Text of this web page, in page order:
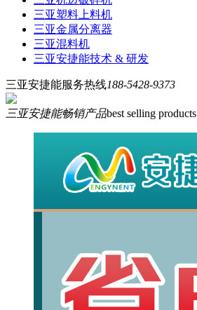
三亚塑料上料机
三亚金属分离器
三亚混料机
三亚安捷能技术 & 研发
三亚安捷能服务热线188-5428-9373
三亚安捷能畅销产品best selling products